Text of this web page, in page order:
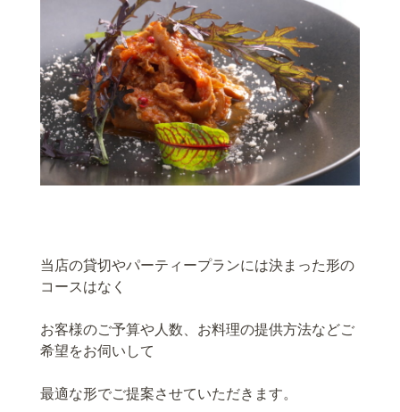
当店の貸切やパーティープランには決まった形の
コースはなく
お客様のご予算や人数、お料理の提供方法などご
希望をお伺いして
最適な形でご提案させていただきます。